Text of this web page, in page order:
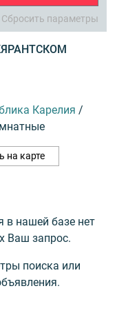
Сбросить параметры
Карелия /
на карте
в нашей базе нет
Ваш запрос.
поиска или